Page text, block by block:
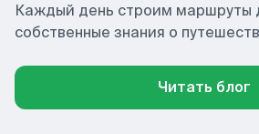
Каждый день строим маршруты
собственные знания о
Читать блог